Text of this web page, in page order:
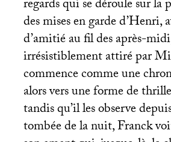
regards qui se déroule sur la
des mises en garde d’Henri,
d’amitié au fil des après-
irrésistiblement attiré par
commence comme une
alors vers une forme de
tandis qu’il les observe
tombée de la nuit, Franck